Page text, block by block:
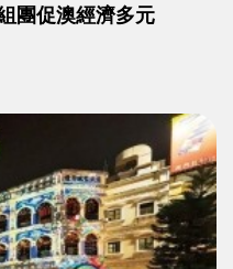
團促澳經濟多元